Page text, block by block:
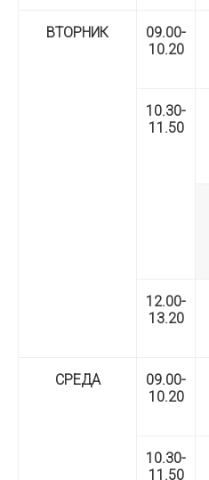
ВТОРНИК
09.00-
10.20
10.30-
11.50
12.00-
13.20
СРЕДА
09.00-
10.20
10.30-
11.50